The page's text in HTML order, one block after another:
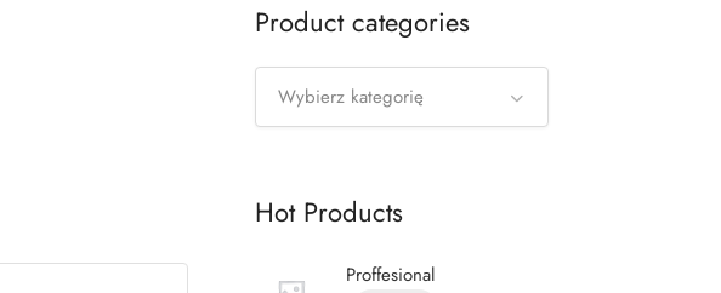
Product categories
Wybierz kategorię
Hot Products
Proffesional